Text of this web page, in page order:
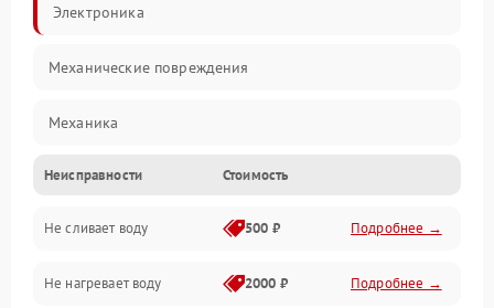
Электроника
Механические повреждения
Механика
Управление
Электропитание
Датчики
Неисправности Стоимость
Не сливает воду 500 ₽ Подробнее →
Не нагревает воду 2000 ₽ Подробнее →